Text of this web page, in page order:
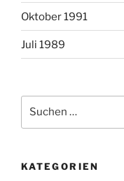
Oktober 1991
Juli 1989
nach:
KATEGORIEN